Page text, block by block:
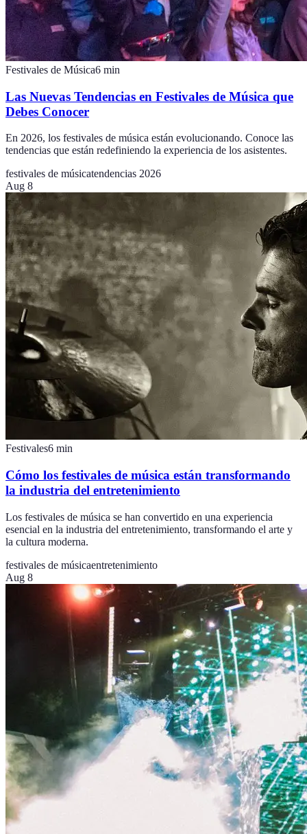
Festivales de Música6 min
Las Nuevas Tendencias en Festivales de Música que
Debes Conocer
En 2026, los festivales de música están evolucionando. Conoce las
tendencias que están redefiniendo la experiencia de los asistentes.
festivales de músicatendencias 2026
Aug 8
Festivales6 min
Cómo los festivales de música están transformando
la industria del entretenimiento
Los festivales de música se han convertido en una experiencia
esencial en la industria del entretenimiento, transformando el arte y
la cultura moderna.
festivales de músicaentretenimiento
Aug 8